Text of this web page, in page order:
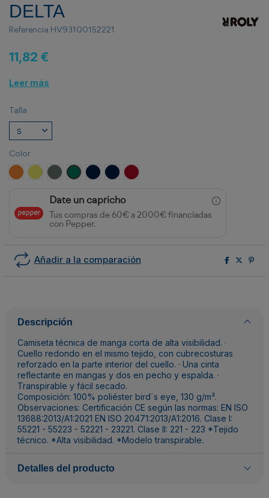
DELTA
Referencia HV93100152221
11,82 €
Leer más
Talla
Color
NARANJA FLUOR
AMARILLO FLUOR
PLOMO/AMARILLO FLUOR
VERDE JARDÍN/AMARILLO FLÚOR
MARINO/AMARILLO FLUOR
MARINO/NARANJA FLUOR
ROJO LABORAL/AMARILLO FLÚOR
Date un capricho
Tus compras de 60€ a 2000€ financiadas
con Pepper.
Añadir a la comparación
Descripción
Camiseta técnica de manga corta de alta visibilidad. ·
Cuello redondo en el mismo tejido, con cubrecosturas
reforzado en la parte interior del cuello. · Una cinta
reflectante en mangas y dos en pecho y espalda. ·
Transpirable y fácil secado.
Composición: 100% poliéster bird´s eye, 130 g/m².
Observaciones: Certificación CE según las normas: EN ISO
13688:2013/A1:2021 EN ISO 20471:2013/A1:2016. Clase I:
55221 - 55223 - 52221 - 23221. Clase II: 221 - 223 *Tejido
técnico. *Alta visibilidad. *Modelo transpirable.
Detalles del producto